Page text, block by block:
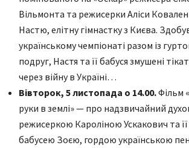
Вільмонта та режисерки Аліси
Настю, елітну гімнастку з Києва.
українському чемпіонаті разом із
подруг, Настя та її бабуся змушені
через війну в Україні…
Вівторок, 5 листопада о 14.00.Фільм
руки в землі» — про надзвичайний
режисеркою Кароліною Ускакович та
бабусею Зоєю, гордою українською